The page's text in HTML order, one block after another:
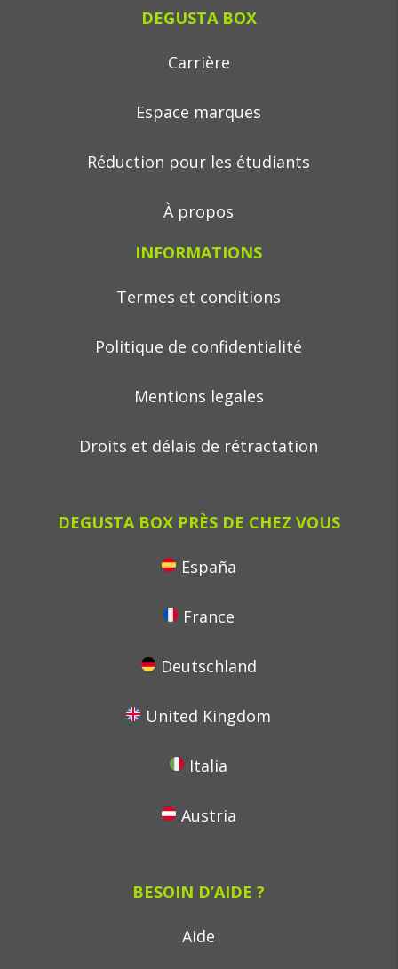
DEGUSTA BOX
Carrière
Espace marques
Réduction pour les étudiants
À propos
INFORMATIONS
Termes et conditions
Politique de confidentialité
Mentions legales
Droits et délais de rétractation
DEGUSTA BOX PRÈS DE CHEZ VOUS
España
France
Deutschland
United Kingdom
Italia
Austria
BESOIN D’AIDE ?
Aide